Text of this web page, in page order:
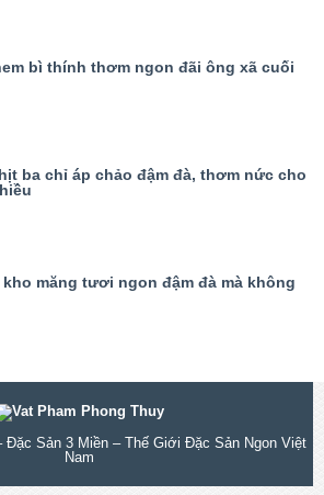
bì thính thơm ngon đãi ông xã cuối
ba chỉ áp chảo đậm đà, thơm nức cho
măng tươi ngon đậm đà mà không
Đặc Sản 3 Miền – Thế Giới Đặc Sản Ngon Việt
Nam